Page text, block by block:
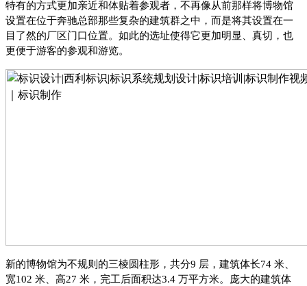
特有的方式更加亲近和体贴着参观者，不再像从前那样将博物馆
设置在位于奔驰总部那些复杂的建筑群之中，而是将其设置在一
目了然的厂区门口位置。如此的选址使得它更加明显、真切，也
更便于游客的参观和游览。
新的博物馆为不规则的三棱圆柱形，共分9 层，建筑体长74 米、
宽102 米、高27 米，完工后面积达3.4 万平方米。庞大的建筑体